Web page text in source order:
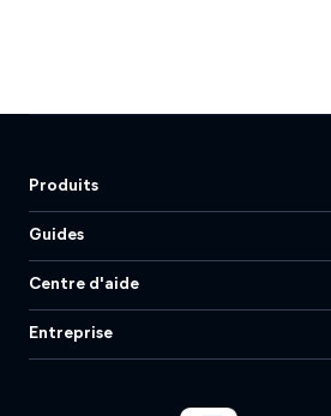
Produits
Guides
Centre d'aide
Entreprise